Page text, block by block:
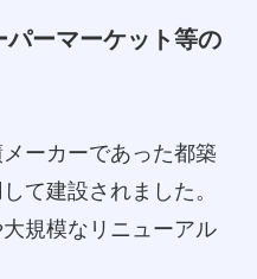
ーマーケット等の
ーカーであった都築
て建設されました。
規模なリニューアル